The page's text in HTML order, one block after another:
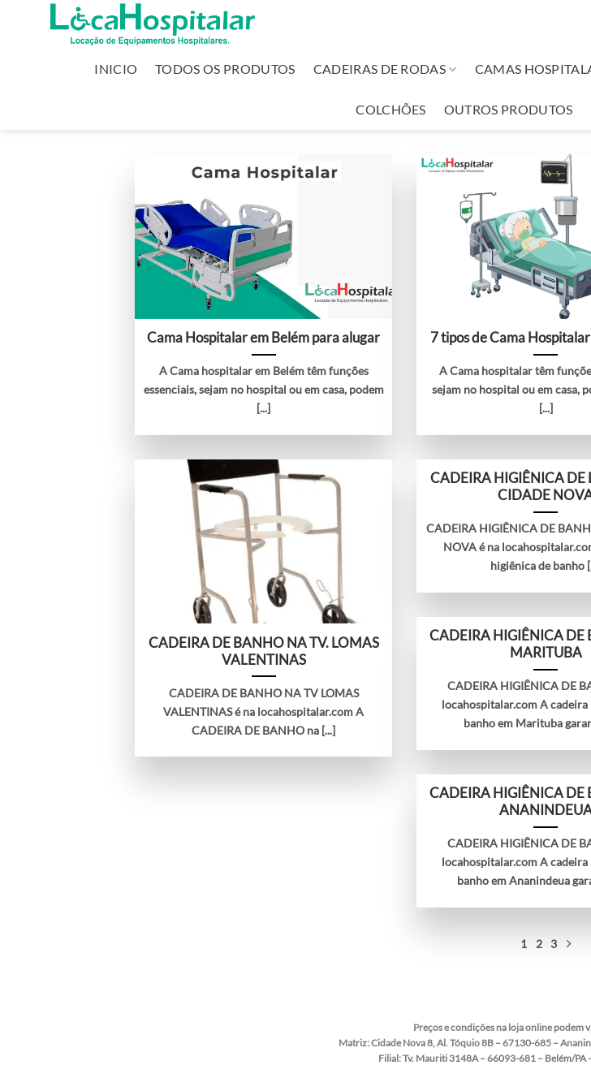
INICIO TODOS OS PRODUTOS CADEIRAS DE RODAS CAMAS
COLCHÕES OUTROS PRODUTOS
Cama Hospitalar em Belém para alugar
A Cama hospitalar em Belém têm funções
essenciais, sejam no hospital ou em casa, podem
[...]
7 tipos de Cama
A Cama hospitalar têm
sejam no hospital ou em casa,
[...]
CADEIRA DE BANHO NA TV. LOMAS
VALENTINAS
CADEIRA DE BANHO NA TV LOMAS
VALENTINAS é na locahospitalar.com A
CADEIRA DE BANHO na [...]
CADEIRA HIGIÊNICA DE
CIDADE
CADEIRA HIGIÊNICA DE
NOVA é na
higiênica de banho
CADEIRA HIGIÊNICA DE
MARITUBA
CADEIRA HIGIÊNICA DE
locahospitalar.com A cadeira
banho em Marituba
CADEIRA HIGIÊNICA DE
CADEIRA HIGIÊNICA DE
locahospitalar.com A cadeira
banho em Ananindeua
1 2 3
Preços e condições na loja online podem
Matriz:Cidade Nova 8, Al. Tóquio 8B – 67130-685 –
Filial:Tv. Mauriti 3148A – 66093-681 – Belém/